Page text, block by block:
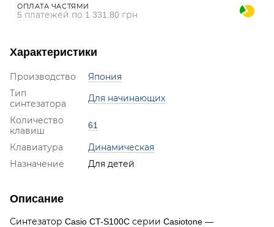
ОПЛАТА ЧАСТЯМИ
5 платежей по 1 331.80 грн
Характеристики
Производство
Япония
Тип
синтезатора
Для начинающих
Количество
клавиш
61
Клавиатура
Динамическая
Назначение
Для детей
Описание
Синтезатор Casio CT-S100C серии Casiotone —